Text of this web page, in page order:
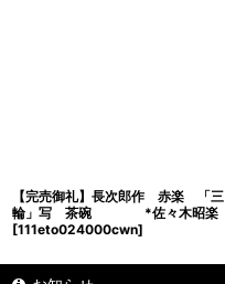
【完売御礼】長次郎作 赤楽 「三
輪」写 茶碗 *佐々木昭楽
[111eto024000cwn]